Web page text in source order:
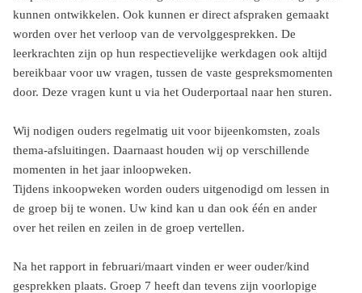
kunnen ontwikkelen. Ook kunnen er direct afspraken gemaakt
worden over het verloop van de vervolggesprekken. De
leerkrachten zijn op hun respectievelijke werkdagen ook altijd
bereikbaar voor uw vragen, tussen de vaste gespreksmomenten
door. Deze vragen kunt u via het Ouderportaal naar hen sturen.
Wij nodigen ouders regelmatig uit voor bijeenkomsten, zoals
thema-afsluitingen. Daarnaast houden wij op verschillende
momenten in het jaar inloopweken.
Tijdens inkoopweken worden ouders uitgenodigd om lessen in
de groep bij te wonen. Uw kind kan u dan ook één en ander
over het reilen en zeilen in de groep vertellen.
Na het rapport in februari/maart vinden er weer ouder/kind
gesprekken plaats. Groep 7 heeft dan tevens zijn voorlopige